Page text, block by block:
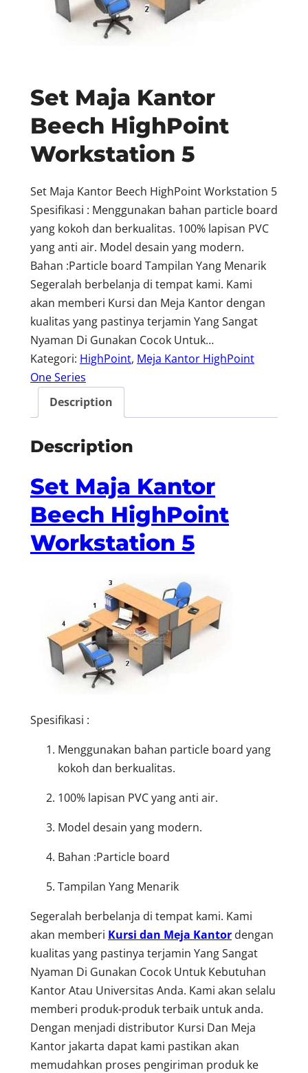
Set Maja Kantor
Beech HighPoint
Workstation 5
Set Maja Kantor Beech HighPoint Workstation 5
Spesifikasi : Menggunakan bahan particle board
yang kokoh dan berkualitas. 100% lapisan PVC
yang anti air. Model desain yang modern.
Bahan :Particle board Tampilan Yang Menarik
Segeralah berbelanja di tempat kami. Kami
akan memberi Kursi dan Meja Kantor dengan
kualitas yang pastinya terjamin Yang Sangat
Nyaman Di Gunakan Cocok Untuk…
Kategori: HighPoint, Meja Kantor HighPoint
One Series
Description
Description
Set Maja Kantor
Beech HighPoint
Workstation 5
Spesifikasi :
Menggunakan bahan particle board yang
kokoh dan berkualitas.
100% lapisan PVC yang anti air.
Model desain yang modern.
Bahan :Particle board
Tampilan Yang Menarik
Segeralah berbelanja di tempat kami. Kami
akan memberi Kursi dan Meja Kantor dengan
kualitas yang pastinya terjamin Yang Sangat
Nyaman Di Gunakan Cocok Untuk Kebutuhan
Kantor Atau Universitas Anda. Kami akan selalu
memberi produk-produk terbaik untuk anda.
Dengan menjadi distributor Kursi Dan Meja
Kantor jakarta dapat kami pastikan akan
memudahkan proses pengiriman produk ke